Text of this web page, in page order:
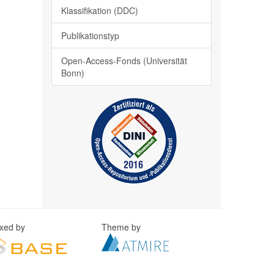
Klassifikation (DDC)
Publikationstyp
Open-Access-Fonds (Universität
Bonn)
by Theme by